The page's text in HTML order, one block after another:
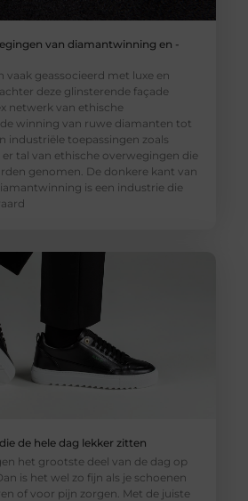
van diamantwinning en -
geassocieerd met luxe en
deze glinsterende façade
netwerk van ethische
winning van ruwe diamanten tot
industriële toepassingen zoals
tal van ethische overwegingen die
genomen. De donkere kant van
is een industrie die
de hele dag lekker zitten
het grootste deel van de dag op
is het wel zo fijn als je schoenen
of voor pijn zorgen. Met de juiste